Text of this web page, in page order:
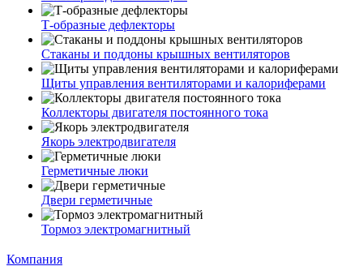
Т-образные дефлекторы
Стаканы и поддоны крышных вентиляторов
Щиты управления вентиляторами и калориферами
Коллекторы двигателя постоянного тока
Якорь электродвигателя
Герметичные люки
Двери герметичные
Тормоз электромагнитный
Компания